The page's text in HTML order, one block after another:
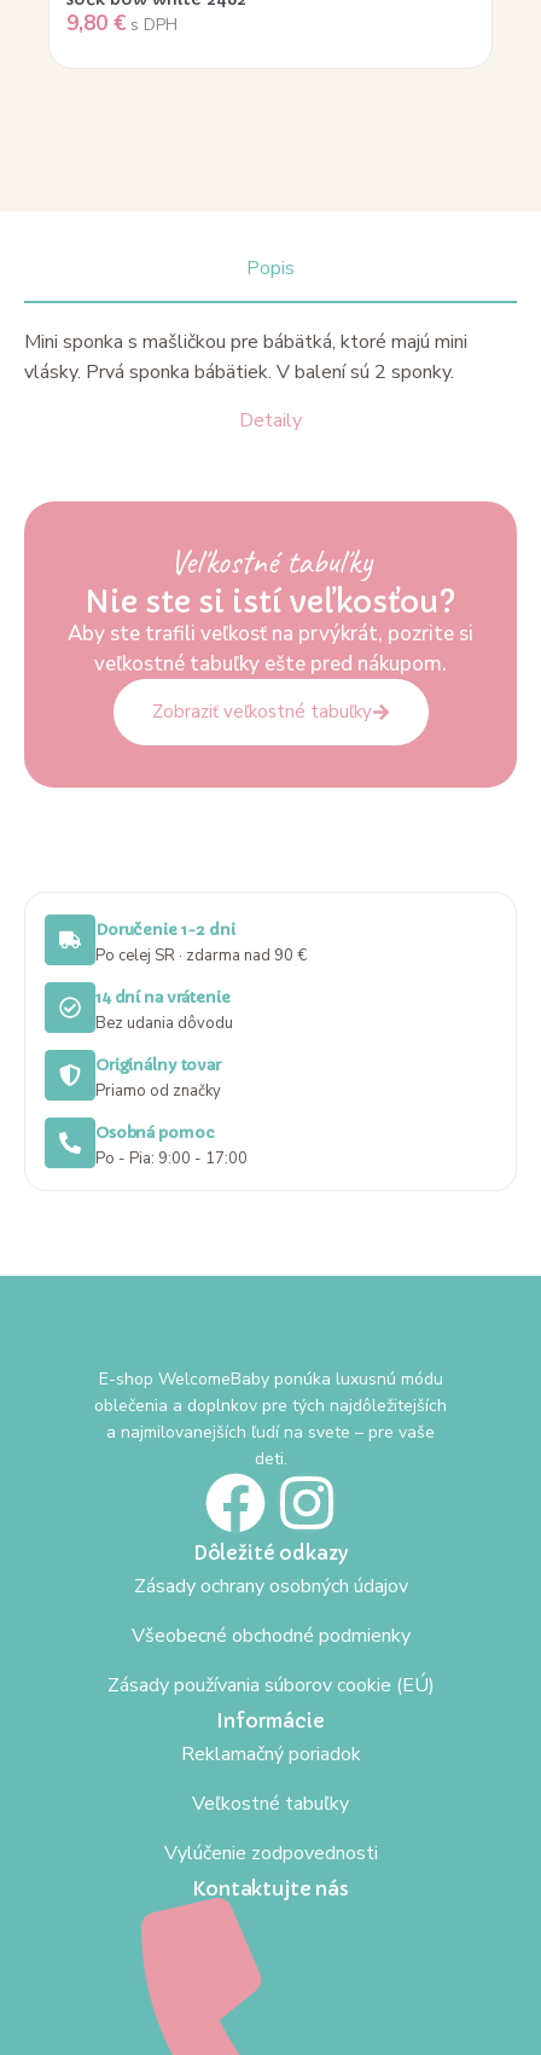
9,80 € s DPH
Popis
Detaily
Mini sponka s mašličkou pre bábätká, ktoré majú mini
vlásky. Prvá sponka bábätiek. V balení sú 2 sponky.
Veľkostné tabuľky
Nie ste si istí veľkosťou?
Aby ste trafili veľkosť na prvýkrát, pozrite si
veľkostné tabuľky ešte pred nákupom.
Zobraziť veľkostné tabuľky
Doručenie 1-2 dni
Po celej SR · zdarma nad 90 €
14 dní na vrátenie
Bez udania dôvodu
Originálny tovar
Priamo od značky
Osobná pomoc
Po - Pia: 9:00 - 17:00
E-shop WelcomeBaby ponúka luxusnú módu
oblečenia a doplnkov pre tých najdôležitejších
a najmilovanejších ľudí na svete – pre vaše
deti.
Dôležité odkazy
Zásady ochrany osobných údajov
Všeobecné obchodné podmienky
Zásady používania súborov cookie (EÚ)
Informácie
Reklamačný poriadok
Veľkostné tabuľky
Vylúčenie zodpovednosti
Kontaktujte nás